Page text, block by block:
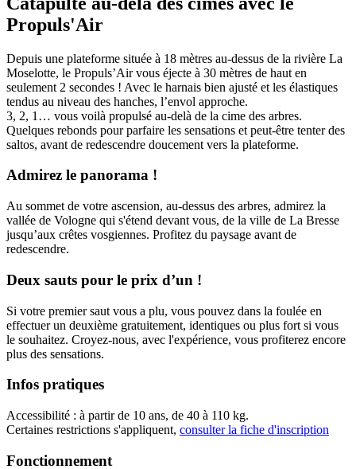
Propuls'Air
Depuis une plateforme située à 18 mètres au-dessus de la rivière La
Moselotte, le Propuls’Air vous éjecte à 30 mètres de haut en
seulement 2 secondes ! Avec le harnais bien ajusté et les élastiques
tendus au niveau des hanches, l’envol approche.
3, 2, 1… vous voilà propulsé au-delà de la cime des arbres.
Quelques rebonds pour parfaire les sensations et peut-être tenter des
saltos, avant de redescendre doucement vers la plateforme.
Admirez le panorama !
Au sommet de votre ascension, au-dessus des arbres, admirez la
vallée de Vologne qui s'étend devant vous, de la ville de La Bresse
jusqu’aux crêtes vosgiennes. Profitez du paysage avant de
redescendre.
Deux sauts pour le prix d’un !
Si votre premier saut vous a plu, vous pouvez dans la foulée en
effectuer un deuxième gratuitement, identiques ou plus fort si vous
le souhaitez. Croyez-nous, avec l'expérience, vous profiterez encore
plus des sensations.
Infos pratiques
Accessibilité : à partir de 10 ans, de 40 à 110 kg.
Certaines restrictions s'appliquent, consulter la fiche d'inscription
Fonctionnement